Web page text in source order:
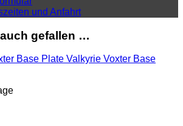
und Anfahrt
gefallen …
Valkyrie Voxter Base